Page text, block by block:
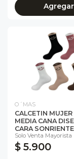
Agregar
O´MAS
CALCETIN
MEDIA CANA
CARA SONRIENTE
Solo Venta Mayorista
$ 5.900